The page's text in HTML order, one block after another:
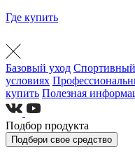
Где купить
Базовый уход
условиях
купить Полезная
Подбор продукта
Подбери свое средство